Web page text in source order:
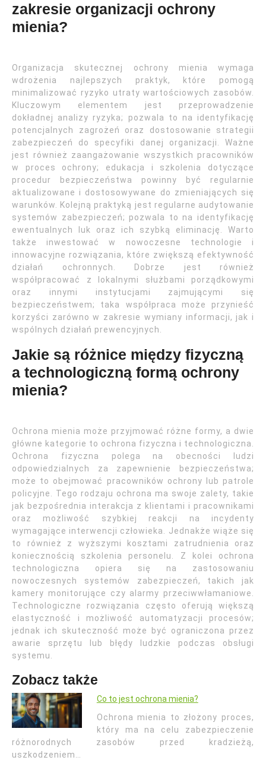
zakresie organizacji ochrony
mienia?
Organizacja skutecznej ochrony mienia wymaga
wdrożenia najlepszych praktyk, które pomogą
minimalizować ryzyko utraty wartościowych zasobów.
Kluczowym elementem jest przeprowadzenie
dokładnej analizy ryzyka; pozwala to na identyfikację
potencjalnych zagrożeń oraz dostosowanie strategii
zabezpieczeń do specyfiki danej organizacji. Ważne
jest również zaangażowanie wszystkich pracowników
w proces ochrony; edukacja i szkolenia dotyczące
procedur bezpieczeństwa powinny być regularnie
aktualizowane i dostosowywane do zmieniających się
warunków. Kolejną praktyką jest regularne audytowanie
systemów zabezpieczeń; pozwala to na identyfikację
ewentualnych luk oraz ich szybką eliminację. Warto
także inwestować w nowoczesne technologie i
innowacyjne rozwiązania, które zwiększą efektywność
działań ochronnych. Dobrze jest również
współpracować z lokalnymi służbami porządkowymi
oraz innymi instytucjami zajmującymi się
bezpieczeństwem; taka współpraca może przynieść
korzyści zarówno w zakresie wymiany informacji, jak i
wspólnych działań prewencyjnych.
Jakie są różnice między fizyczną
a technologiczną formą ochrony
mienia?
Ochrona mienia może przyjmować różne formy, a dwie
główne kategorie to ochrona fizyczna i technologiczna.
Ochrona fizyczna polega na obecności ludzi
odpowiedzialnych za zapewnienie bezpieczeństwa;
może to obejmować pracowników ochrony lub patrole
policyjne. Tego rodzaju ochrona ma swoje zalety, takie
jak bezpośrednia interakcja z klientami i pracownikami
oraz możliwość szybkiej reakcji na incydenty
wymagające interwencji człowieka. Jednakże wiąże się
to również z wyższymi kosztami zatrudnienia oraz
koniecznością szkolenia personelu. Z kolei ochrona
technologiczna opiera się na zastosowaniu
nowoczesnych systemów zabezpieczeń, takich jak
kamery monitorujące czy alarmy przeciwwłamaniowe.
Technologiczne rozwiązania często oferują większą
elastyczność i możliwość automatyzacji procesów;
jednak ich skuteczność może być ograniczona przez
awarie sprzętu lub błędy ludzkie podczas obsługi
systemu.
Zobacz także
Co to jest ochrona mienia?
Ochrona mienia to złożony proces,
który ma na celu zabezpieczenie
różnorodnych zasobów przed kradzieżą,
uszkodzeniem…